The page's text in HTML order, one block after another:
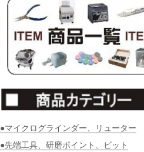
●マイクログラインダー、リューター
●先端工具、研磨ポイント、ビット